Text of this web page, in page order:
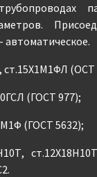
автоматическое.
(ОСТ
(ГОСТ 977);
(ГОСТ 5632);